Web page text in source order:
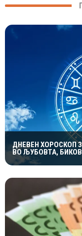
ДНЕВЕН ХОРОСКОП
ВО ЉУБОВТА,